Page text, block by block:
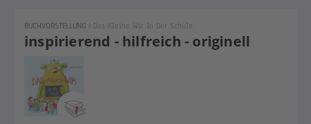
inspirierend - hilfreich - originell
BUCHVORSTELLUNG | Das Kleine Wir In Der Schule